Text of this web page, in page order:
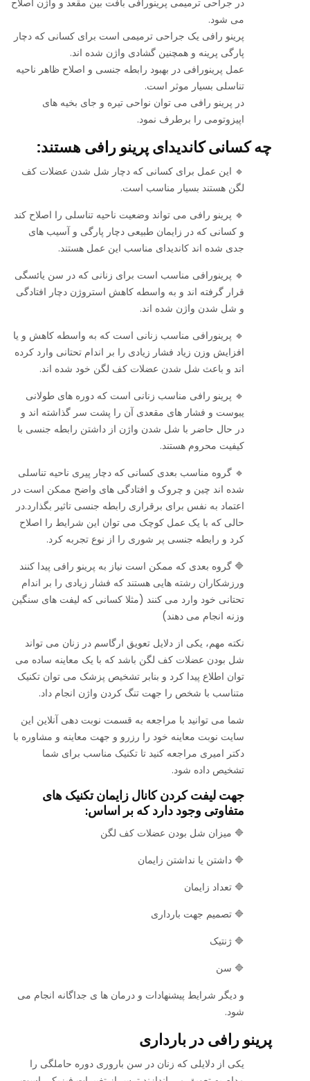
در جراحی ترمیمی پرینورافی بافت بین مقعد و واژن اصلاح
می شود.
پرینو رافی یک جراحی ترمیمی است برای کسانی که دچار
پارگی پرینه و همچنین گشادی واژن شده اند.
عمل پرینورافی در بهبود رابطه جنسی و اصلاح ظاهر ناحیه
تناسلی بسیار موثر است.
در پرینو رافی می توان نواحی تیره و جای بخیه های
اپیزوتومی را برطرف نمود.
چه کسانی کاندیدای پرینو رافی هستند:
🔹 این عمل برای کسانی که دچار شل شدن عضلات کف
لگن هستند بسیار مناسب است.
🔹 پرینو رافی می تواند وضعیت ناحیه تناسلی را اصلاح کند
و کسانی که در زایمان طبیعی دچار پارگی و آسیب های
جدی شده اند کاندیدای مناسب این عمل هستند.
🔹 پرینورافی مناسب است برای زنانی که در سن یائسگی
قرار گرفته اند و به واسطه کاهش استروژن دچار افتادگی
و شل شدن واژن شده اند.
🔹 پرینورافی مناسب زنانی است که به واسطه کاهش و یا
افزایش وزن زیاد فشار زیادی را بر اندام تحتانی وارد کرده
اند و باعث شل شدن عضلات کف لگن خود شده اند.
🔹 پرینو رافی مناسب زنانی است که دوره های طولانی
یبوست و فشار های مقعدی آن را پشت سر گذاشته اند و
در حال حاضر با شل شدن واژن از داشتن رابطه جنسی با
کیفیت محروم هستند.
🔹 گروه مناسب بعدی کسانی که دچار پیری ناحیه تناسلی
شده اند چین و چروک و افتادگی های واضح ممکن است در
اعتماد به نفس برای برقراری رابطه جنسی تاثیر بگذارد.در
حالی که با یک عمل کوچک می توان این شرایط را اصلاح
کرد و رابطه جنسی پر شوری را از نوع تجربه کرد.
🔷 گروه بعدی که ممکن است نیاز به پرینو رافی پیدا کنند
ورزشکاران رشته هایی هستند که فشار زیادی را بر اندام
تحتانی خود وارد می کنند (مثلا کسانی که لیفت های سنگین
وزنه انجام می دهند)
نکته مهم، یکی از دلایل تعویق ارگاسم در زنان می تواند
شل بودن عضلات کف لگن باشد که با یک معاینه ساده می
توان اطلاع پیدا کرد و بنابر تشخیص پزشک می توان تکنیک
متناسب با شخص را جهت تنگ کردن واژن انجام داد.
شما می توانید با مراجعه به قسمت نوبت دهی آنلاین این
سایت نوبت معاینه خود را رزرو و جهت معاینه و مشاوره با
دکتر امیری مراجعه کنید تا تکنیک مناسب برای شما
تشخیص داده شود.
جهت لیفت کردن کانال زایمان تکنیک های
متفاوتی وجود دارد که بر اساس:
🔷 میزان شل بودن عضلات کف لگن
🔷 داشتن یا نداشتن زایمان
🔷 تعداد زایمان
🔷 تصمیم جهت بارداری
🔷 ژنتیک
🔷 سن
و دیگر شرایط پیشنهادات و درمان ها ی جداگانه انجام می
شود.
پرینو رافی در بارداری
یکی از دلایلی که زنان در سن باروری دوره حاملگی را